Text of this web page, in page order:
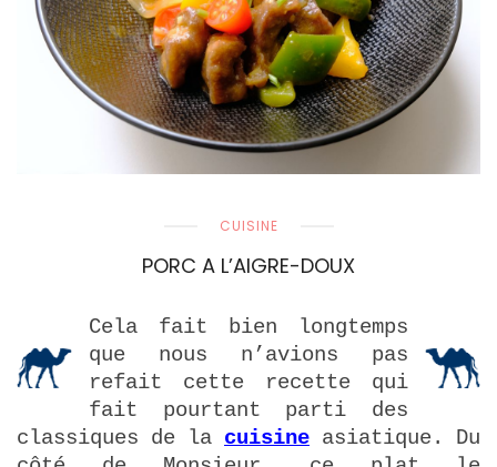
CUISINE
PORC A L’AIGRE-DOUX
Cela fait bien longtemps
que nous n’avions pas
refait cette recette qui
fait pourtant parti des
classiques de la cuisine asiatique. Du